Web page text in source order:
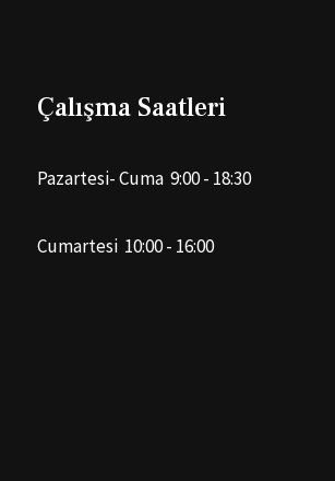
Çalışma Saatleri
Pazartesi- Cuma 9:00 - 18:30
Cumartesi 10:00 - 16:00